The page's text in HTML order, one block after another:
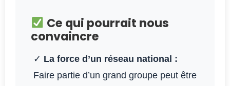
Ce qui pourrait nous
convaincre
✓ La force d’un réseau national :
Faire partie d’un grand groupe peut être